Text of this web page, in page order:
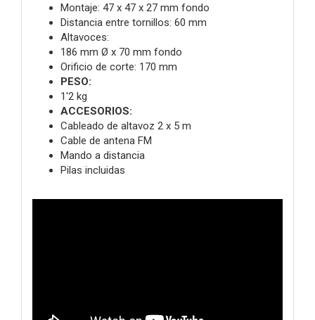
Montaje: 47 x 47 x 27 mm fondo
Distancia entre tornillos: 60 mm
Altavoces:
186 mm Ø x 70 mm fondo
Orificio de corte: 170 mm
PESO:
1'2 kg
ACCESORIOS:
Cableado de altavoz 2 x 5 m
Cable de antena FM
Mando a distancia
Pilas incluidas